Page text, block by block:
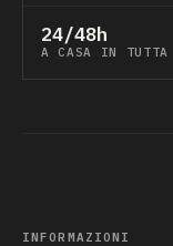
24/48h
A CASA IN
INFORMAZIONI